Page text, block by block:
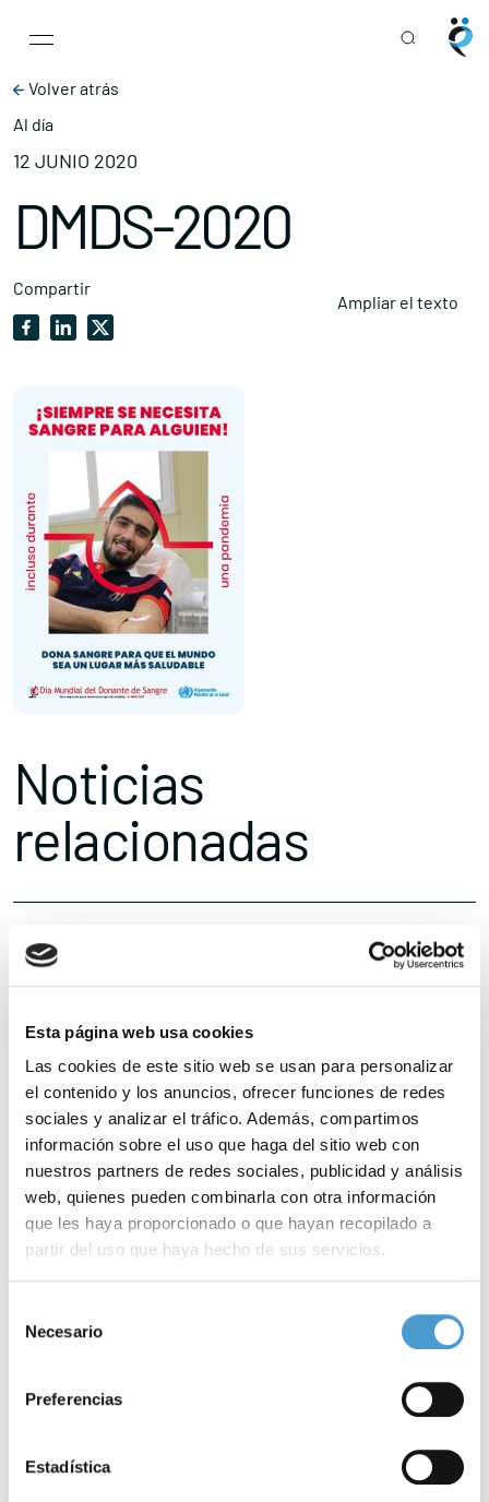
Esta página web usa cookies
Las cookies de este sitio web se usan para personalizar
el contenido y los anuncios, ofrecer funciones de redes
sociales y analizar el tráfico. Además, compartimos
información sobre el uso que haga del sitio web con
nuestros partners de redes sociales, publicidad y análisis
web, quienes pueden combinarla con otra información
que les haya proporcionado o que hayan recopilado a
partir del uso que haya hecho de sus servicios.
de cookies
Necesario
Preferencias
Estadística
Main Navigation
Volver atrás
Al día
12 JUNIO 2020
DMDS-2020
Compartir
Ampliar el texto
Noticias
relacionadas
Diabetes y COVID-19: cuando dos...